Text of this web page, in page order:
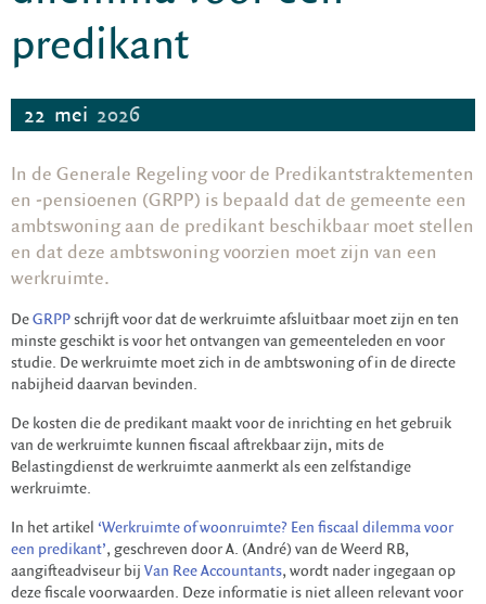
predikant
22 mei 2026
In de Generale Regeling voor de Predikantstraktementen
en -pensioenen (GRPP) is bepaald dat de gemeente een
ambtswoning aan de predikant beschikbaar moet stellen
en dat deze ambtswoning voorzien moet zijn van een
werkruimte.
DeGRPPschrijft voor dat de werkruimte afsluitbaar moet zijn en ten
minste geschikt is voor het ontvangen van gemeenteleden en voor
studie. De werkruimte moet zich in de ambtswoning of in de directe
nabijheid daarvan bevinden.
De kosten die de predikant maakt voor de inrichting en het gebruik
van de werkruimte kunnen fiscaal aftrekbaar zijn, mits de
Belastingdienst de werkruimte aanmerkt als een zelfstandige
werkruimte.
In het artikel ‘Werkruimte of woonruimte? Een fiscaal dilemma voor
een predikant’, geschreven door A. (André) van de Weerd RB,
aangifteadviseur bij Van Ree Accountants, wordt nader ingegaan op
deze fiscale voorwaarden. Deze informatie is niet alleen relevant voor